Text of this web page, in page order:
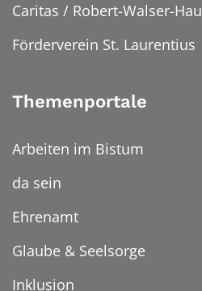
Caritas / Robert-Walser-
Förderverein St. Laurentius
Themenportale
Arbeiten im Bistum
da sein
Ehrenamt
Glaube & Seelsorge
Inklusion